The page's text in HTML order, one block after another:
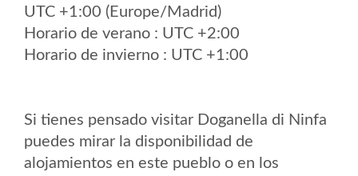
UTC +1:00 (Europe/Madrid)
Horario de verano : UTC +2:00
Horario de invierno : UTC +1:00
Si tienes pensado visitar Doganella di Ninfa
puedes mirar la disponibilidad de
alojamientos en este pueblo o en los